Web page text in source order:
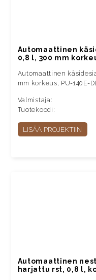
Automaattinen
0,8 l, 300 mm
Automaattinen
mm korkeus, PU-140E-
Valmistaja:
Tuotekoodi:
LISÄÄ PROJEKTIIN
Automaattinen
harjattu rst, 0,8 l,